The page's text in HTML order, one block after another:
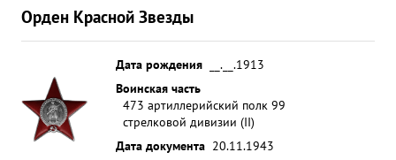
Орден Красной Звезды
Дата рождения
__.__.1913
Воинская часть
473 артиллерийский полк 99
стрелковой дивизии (II)
Дата документа 20.11.1943